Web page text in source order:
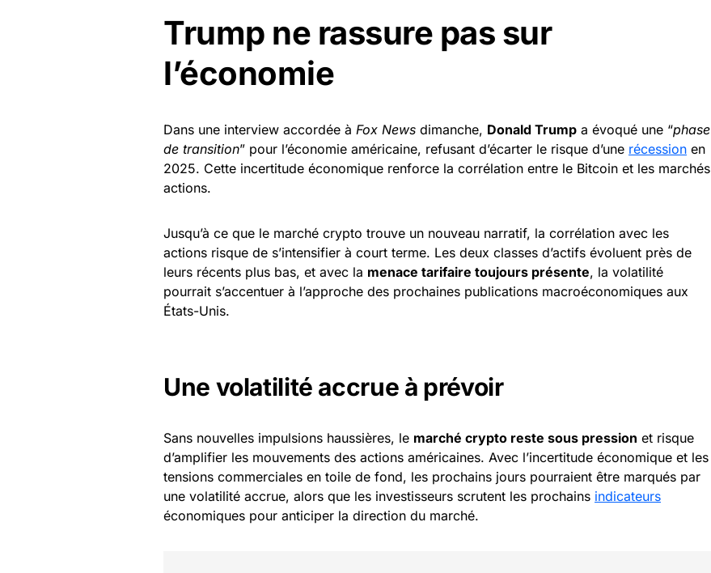
Trump ne rassure pas sur
l’économie
Dans une interview accordée à Fox News dimanche, Donald Trump a évoqué une “phase
de transition” pour l’économie américaine, refusant d’écarter le risque d’une récession en
2025. Cette incertitude économique renforce la corrélation entre le Bitcoin et les marchés
actions.
Jusqu’à ce que le marché crypto trouve un nouveau narratif, la corrélation avec les
actions risque de s’intensifier à court terme. Les deux classes d’actifs évoluent près de
leurs récents plus bas, et avec la menace tarifaire toujours présente, la volatilité
pourrait s’accentuer à l’approche des prochaines publications macroéconomiques aux
États-Unis.
Une volatilité accrue à prévoir
Sans nouvelles impulsions haussières, le marché crypto reste sous pression et risque
d’amplifier les mouvements des actions américaines. Avec l’incertitude économique et les
tensions commerciales en toile de fond, les prochains jours pourraient être marqués par
une volatilité accrue, alors que les investisseurs scrutent les prochains indicateurs
économiques pour anticiper la direction du marché.